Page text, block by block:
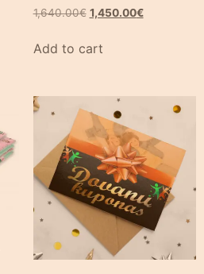
1,640.00€ 1,450.00€
Add to cart